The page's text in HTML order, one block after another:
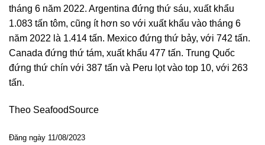
tháng 6 năm 2022. Argentina đứng thứ sáu, xuất khẩu
1.083 tấn tôm, cũng ít hơn so với xuất khẩu vào tháng 6
năm 2022 là 1.414 tấn. Mexico đứng thứ bảy, với 742 tấn.
Canada đứng thứ tám, xuất khẩu 477 tấn. Trung Quốc
đứng thứ chín với 387 tấn và Peru lọt vào top 10, với 263
tấn.
Theo SeafoodSource
Đăng ngày 11/08/2023